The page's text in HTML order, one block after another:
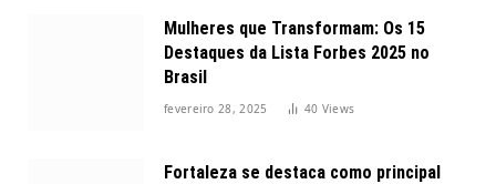
Mulheres que Transformam: Os 15
Destaques da Lista Forbes 2025 no
Brasil
fevereiro 28, 2025 40 Views
Fortaleza se destaca como principal